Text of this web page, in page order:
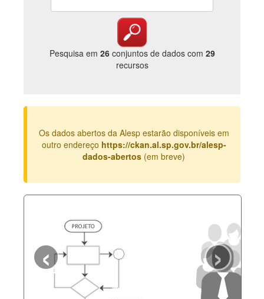
Catálogo de dados
Legislação
Perguntas frequentes
Pesquisa em 26conjuntos de dados com 29
recursos
Os dados abertos da Alesp estarão disponíveis em
outro endereço https://ckan.al.sp.gov.br/alesp-
dados-abertos (em breve)
‹ ›